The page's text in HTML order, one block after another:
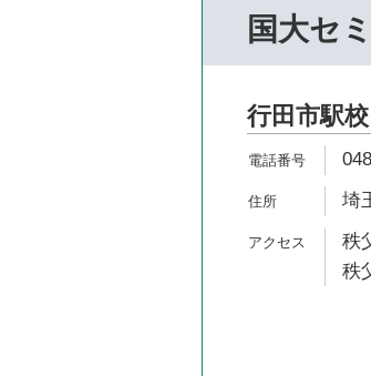
国大セ
行田市駅校
埼
秩
秩